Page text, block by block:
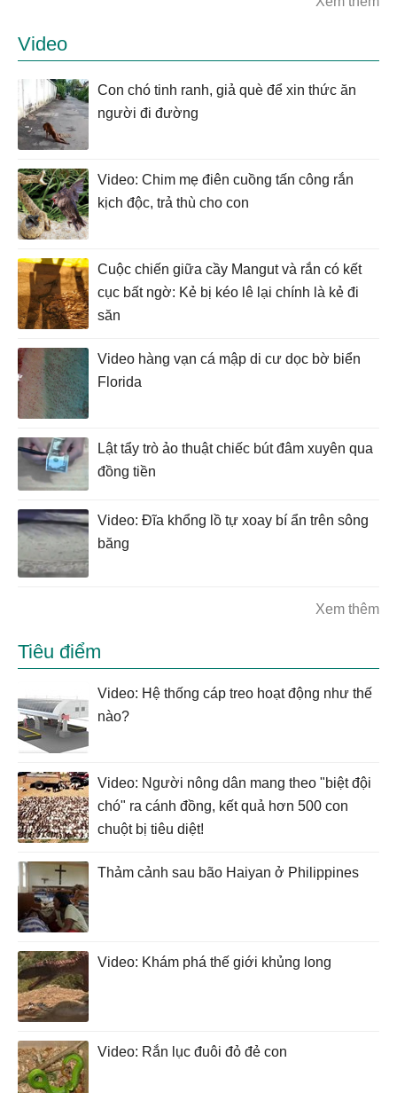
Video
Con chó tinh ranh, giả què để xin thức ăn
người đi đường
Video: Chim mẹ điên cuồng tấn công rắn
kịch độc, trả thù cho con
Cuộc chiến giữa cầy Mangut và rắn có kết
cục bất ngờ: Kẻ bị kéo lê lại chính là kẻ đi
săn
Video hàng vạn cá mập di cư dọc bờ biển
Florida
Lật tẩy trò ảo thuật chiếc bút đâm xuyên qua
đồng tiền
Video: Đĩa khổng lồ tự xoay bí ẩn trên sông
băng
Xem thêm
Tiêu điểm
Video: Hệ thống cáp treo hoạt động như thế
nào?
Video: Người nông dân mang theo "biệt đội
chó" ra cánh đồng, kết quả hơn 500 con
chuột bị tiêu diệt!
Thảm cảnh sau bão Haiyan ở Philippines
Video: Khám phá thế giới khủng long
Video: Rắn lục đuôi đỏ đẻ con